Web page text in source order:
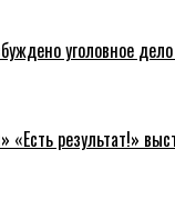
уголовное
результат!»